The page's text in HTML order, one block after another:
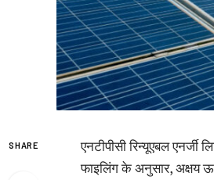
SHARE
एनटीपीसी रिन्यूएबल
फाइलिंग के अनुसार, अक्षय